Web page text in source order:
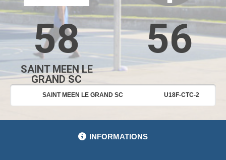
58 56
SAINT MEEN LE
GRAND SC
SAINT MEEN LE GRAND SC U18F-CTC-2
INFORMATIONS